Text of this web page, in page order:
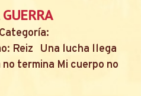
Reiz Una lucha llega
termina Mi cuerpo no